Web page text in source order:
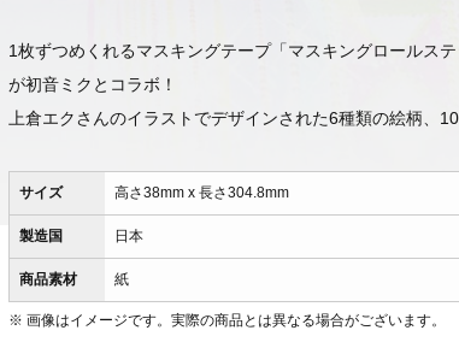
1枚ずつめくれるマスキングテープ「マスキングロールス
が初音ミクとコラボ！
上倉エクさんのイラストでデザインされた6種類の絵柄、
サイズ 高さ38mm x 長さ304.8mm
製造国 日本
商品素材 紙
※ 画像はイメージです。実際の商品とは異なる場合がございます。